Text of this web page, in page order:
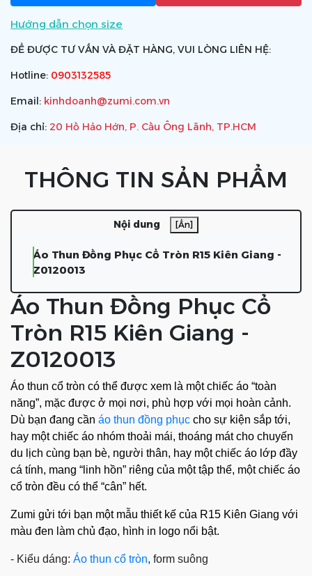
Hướng dẫn chọn size
ĐỂ ĐƯỢC TƯ VẤN VÀ ĐẶT HÀNG, VUI LÒNG LIÊN HỆ:
Hotline: 0903132585
Email: kinhdoanh@zumi.com.vn
Địa chỉ: 20 Hồ Hảo Hớn, P. Cầu Ông Lãnh, TP.HCM
THÔNG TIN SẢN PHẨM
Nội dung [Ẩn]
Áo Thun Đồng Phục Cổ Tròn R15 Kiên Giang -
Z0120013
Áo Thun Đồng Phục Cổ
Tròn R15 Kiên Giang -
Z0120013
Áo thun cổ tròn có thể được xem là một chiếc áo “toàn
năng”, mặc được ở mọi nơi, phù hợp với mọi hoàn cảnh.
Dù bạn đang cần áo thun đồng phục cho sự kiện sắp tới,
hay một chiếc áo nhóm thoải mái, thoáng mát cho chuyến
du lịch cùng bạn bè, người thân, hay một chiếc áo lớp đầy
cá tính, mang “linh hồn” riêng của một tập thể, một chiếc áo
cổ tròn đều có thể “cân” hết.
Zumi gửi tới bạn một mẫu thiết kế của R15 Kiên Giang với
màu đen làm chủ đạo, hình in logo nổi bật.
- Kiểu dáng: Áo thun cổ tròn, form suông